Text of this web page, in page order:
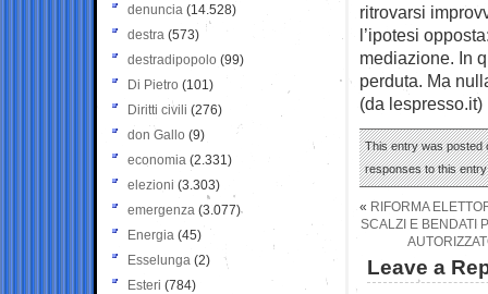
ritrovarsi
l’ipotesi
mediazione. In
perduta. Ma
(da lespresso.it)
This entry was posted
responses to this
« RIFORMA
SCALZI E BENDATI
Leave a
denuncia (14.528)
destra (573)
destradipopolo (99)
Di Pietro (101)
Diritti civili (276)
don Gallo (9)
economia (2.331)
elezioni (3.303)
emergenza (3.077)
Energia (45)
Esselunga (2)
Esteri (784)